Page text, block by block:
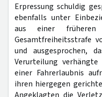
Erpressung schuldig
ebenfalls unter
aus einer
Gesamtfreiheitsstrafe
und ausgesprochen,
Verurteilung
einer Fahrerlaubnis
ihren hiergegen